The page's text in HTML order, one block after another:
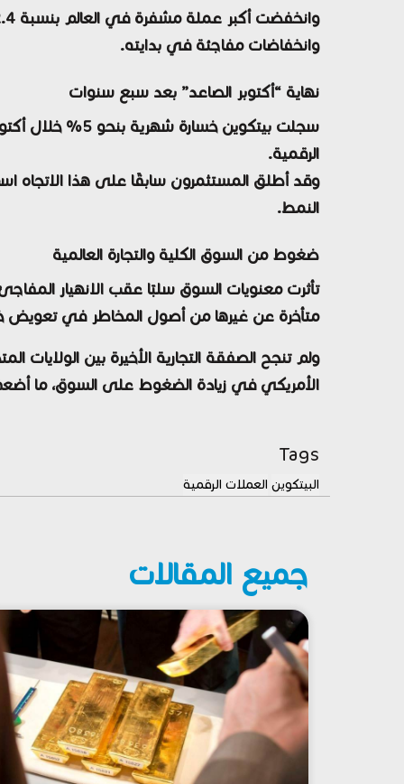
وانخفضت أكبر عملة مشفرة في العالم بنسبة 2.4% لتصل إلى
وانخفاضات مفاجئة في بدايته.
نهاية “أكتوبر الصاعد” بعد سبع سنوات
سجلت بيتكوين خسارة شهرية بنحو 5% خلال أكتوبر
الرقمية.
وقد أطلق المستثمرون سابقًا على هذا الاتجاه
النمط.
ضغوط من السوق الكلية والتجارة العالمية
تأثرت معنويات السوق سلبًا عقب الانهيار
متأخرة عن غيرها من أصول المخاطر في تعويض
ولم تنجح الصفقة التجارية الأخيرة بين الولايات
الأمريكي في زيادة الضغوط على السوق، ما
Tags
البيتكوين العملات الرقمية
جميع المقالات